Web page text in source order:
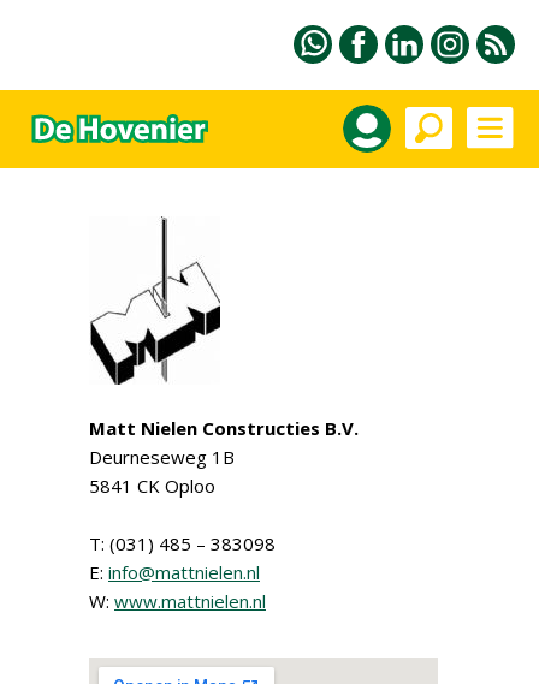
Matt Nielen Constructies B.V.
Deurneseweg 1B
5841 CK Oploo
T: (031) 485 – 383098
E: info@mattnielen.nl
W: www.mattnielen.nl